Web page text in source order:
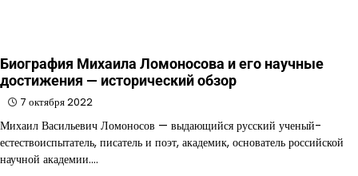
Биография Михаила Ломоносова и его научные
достижения — исторический обзор
7 октября 2022
Михаил Васильевич Ломоносов — выдающийся русский ученый-
естествоиспытатель, писатель и поэт, академик, основатель российской
научной академии.…